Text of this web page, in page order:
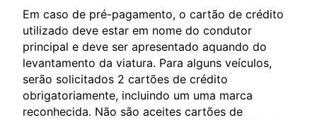
Em caso de pré-pagamento, o cartão de crédito
utilizado deve estar em nome do condutor
principal e deve ser apresentado aquando do
levantamento da viatura. Para alguns veículos,
serão solicitados 2 cartões de crédito
obrigatoriamente, incluindo um uma marca
reconhecida. Não são aceites cartões de